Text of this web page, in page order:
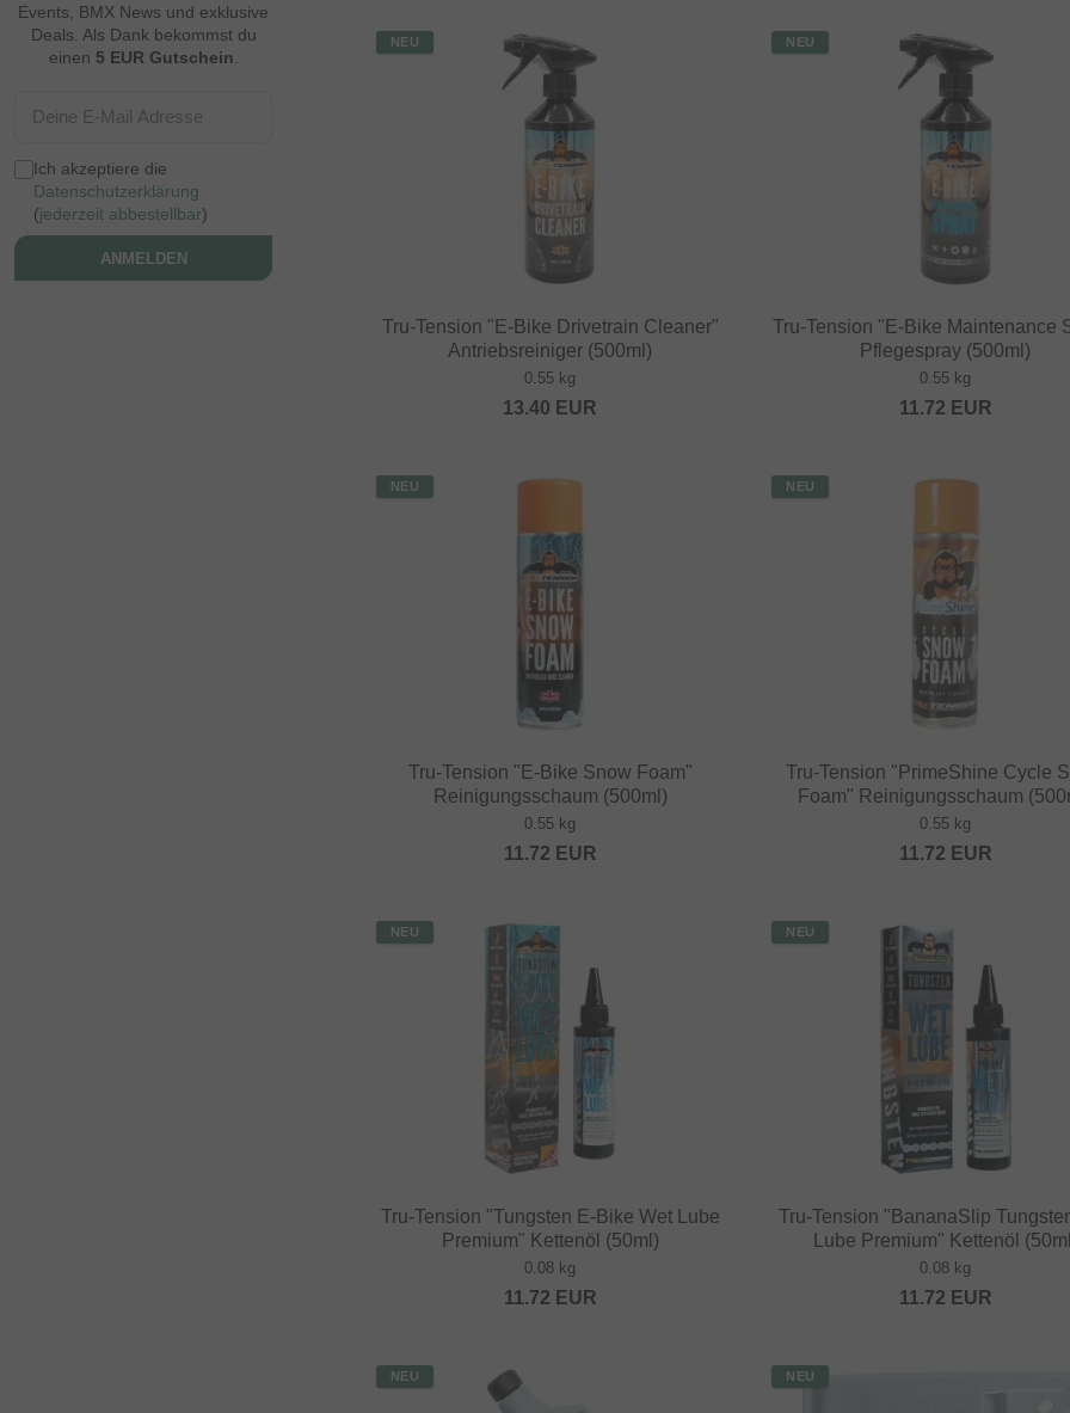
Events, BMX News und exklusive
Deals. Als Dank bekommst du
einen 5 EUR Gutschein
Ich akzeptiere die
Datenschutzerklärung
(jederzeit abbestellbar)
ANMELDEN
NEU
Tru-Tension "E-Bike Drivetrain Cleaner"
Antriebsreiniger (500ml)
0.55 kg
13.40 EUR
NEU
Tru-Tension "E-Bike Maintenance
Pflegespray (500ml)
0.55 kg
11.72 EUR
NEU
Tru-Tension "E-Bike Snow Foam"
Reinigungsschaum (500ml)
0.55 kg
11.72 EUR
NEU
Tru-Tension "PrimeShine Cycle
Foam" Reinigungsschaum
0.55 kg
11.72 EUR
NEU
Tru-Tension "Tungsten E-Bike Wet Lube
Premium" Kettenöl (50ml)
0.08 kg
11.72 EUR
NEU
Tru-Tension "BananaSlip
Lube Premium" Kettenöl
0.08 kg
11.72 EUR
NEU NEU